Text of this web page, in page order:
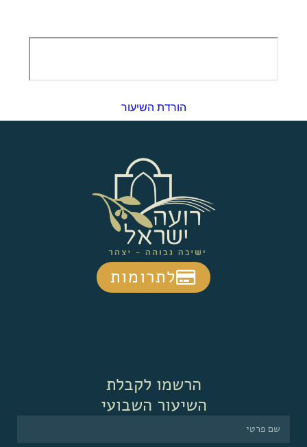
הורדת השיעור
לתרומות
הרשמו לקבלת
השיעור השבועי